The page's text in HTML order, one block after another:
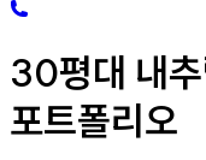
30평대 내
포트폴리오